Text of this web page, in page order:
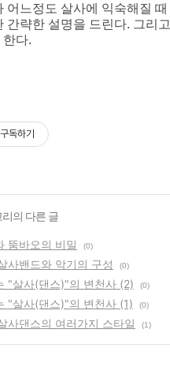
어느정도 살사에 익숙해질
간략한 설명을 드린다. 그리
다.
구독하기
리의 다른 글
뚬바오의 비밀 (0)
사밴드와 악기의 구성 (0)
"살사(댄스)"의 변천사 (2) (0)
"살사(댄스)"의 변천사 (1) (0)
사댄스의 여러가지 스타일 (1)